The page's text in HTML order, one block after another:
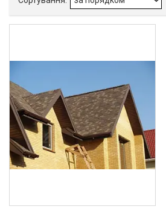
SHINGLAS 2
Статті
Про нас
Відгуки
Фотогалерея